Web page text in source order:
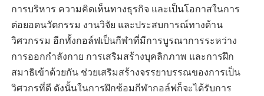
การบริหาร ความคิดเห็นทางธุรกิจ และเป็นโอกาสในการ
ต่อยอดนวัตกรรม งานวิจัย และประสบการณ์ทางด้าน
วิศวกรรม อีกทั้งกอล์ฟเป็นกีฬาที่มีการบูรณาการระหว่าง
การออกกำลังกาย การเสริมสร้างบุคลิกภาพ และการฝึก
สมาธิเข้าด้วยกัน ช่วยเสริมสร้างจรรยาบรรณของการเป็น
วิศวกรที่ดี ดังนั้นในการฝึกซ้อมกีฬากอล์ฟก็จะได้รับการ